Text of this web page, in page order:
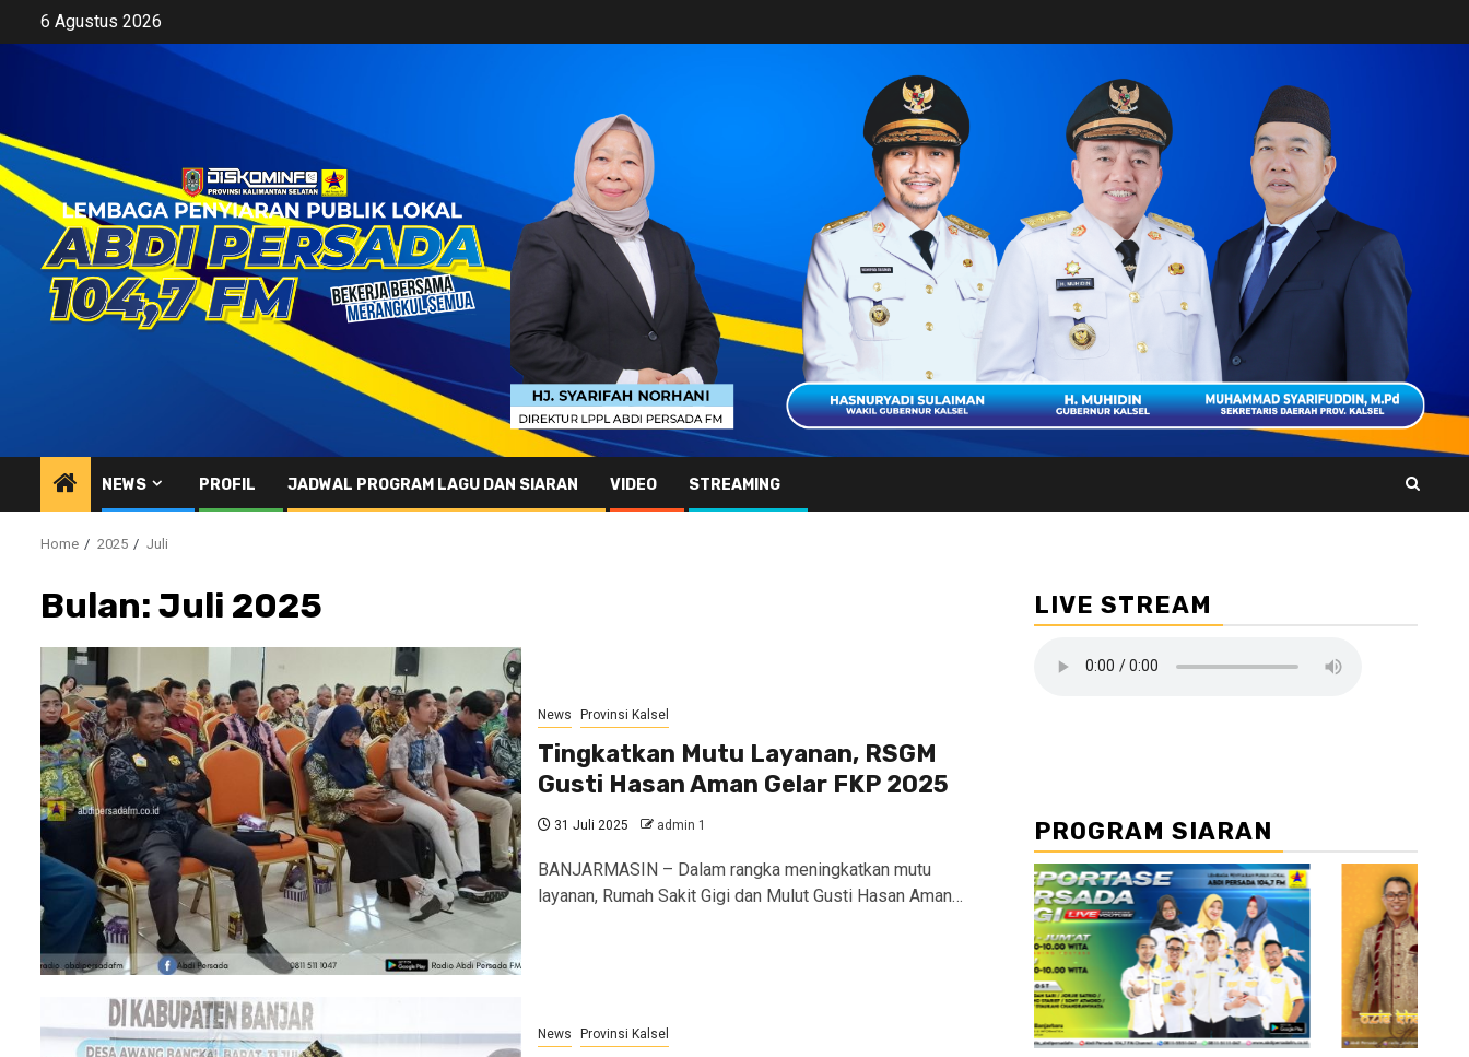
content
6 Agustus 2026
NEWS PROFIL JADWAL PROGRAM LAGU DAN SIARAN VIDEO STREAMING
Home 2025 Juli
Bulan: Juli 2025
News Provinsi Kalsel
Tingkatkan Mutu Layanan, RSGM
Gusti Hasan Aman Gelar FKP 2025
31 Juli 2025 admin 1
BANJARMASIN – Dalam rangka meningkatkan mutu
layanan, Rumah Sakit Gigi dan Mulut Gusti Hasan Aman…
News Provinsi Kalsel
LIVE STREAM
PROGRAM SIARAN
//2